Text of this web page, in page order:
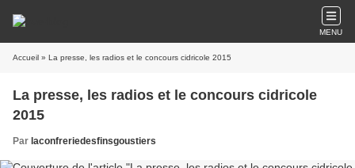
MENU
Accueil » La presse, les radios et le concours cidricole 2015
La presse, les radios et le concours cidricole
2015
Par laconfreriedesfinsgoustiers